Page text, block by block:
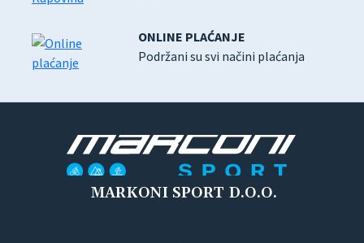
ONLINE PLAĆANJE
Podržani su svi načini plaćanja
MARKONI SPORT D.O.O.